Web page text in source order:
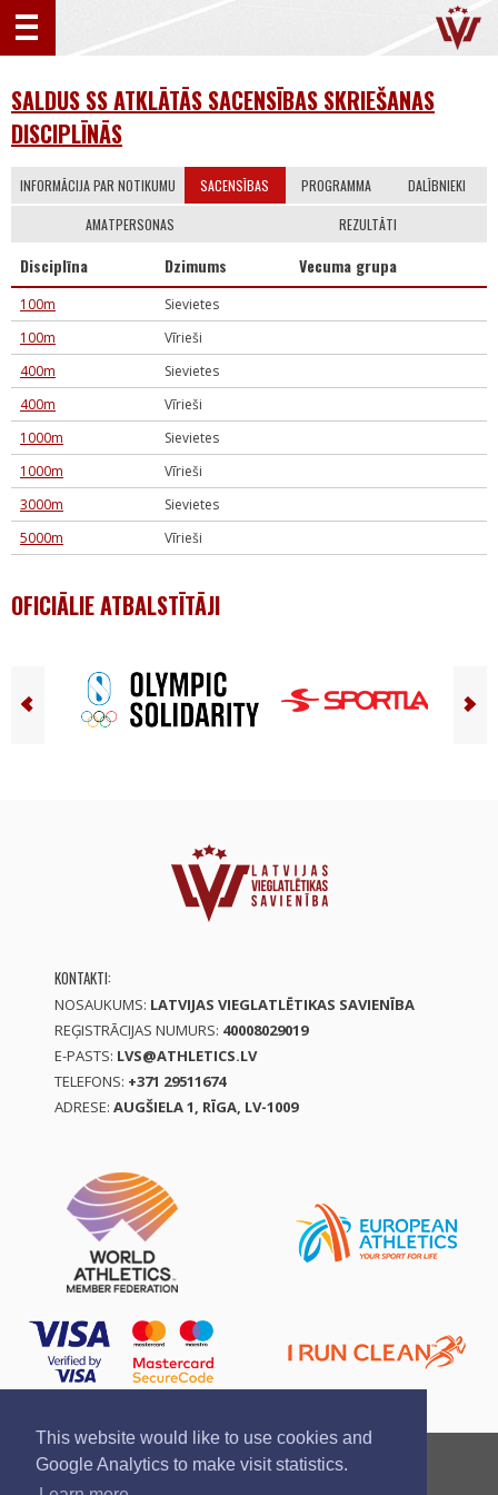
This website would like to use cookies and
Google Analytics to make visit statistics.
SALDUS SS ATKLĀTĀS SACENSĪBAS SKRIEŠANAS
DISCIPLĪNĀS
INFORMĀCIJA PAR NOTIKUMU SACENSĪBAS PROGRAMMA DALĪBNIEKI
AMATPERSONAS REZULTĀTI
Disciplīna Dzimums Vecuma grupa
100m
Sievietes
100m
Vīrieši
400m
Sievietes
400m
Vīrieši
1000m
Sievietes
1000m
Vīrieši
3000m
Sievietes
5000m
Vīrieši
OFICIĀLIE ATBALSTĪTĀJI
KONTAKTI:
NOSAUKUMS: LATVIJAS VIEGLATLĒTIKAS SAVIENĪBA
REĢISTRĀCIJAS NUMURS: 40008029019
E-PASTS: LVS@ATHLETICS.LV
TELEFONS: +371 29511674
ADRESE: AUGŠIELA 1, RĪGA, LV-1009
Ziņo par pārkāpumu
Privātuma politika
Pirkšanas un atgriešanas noteikumi